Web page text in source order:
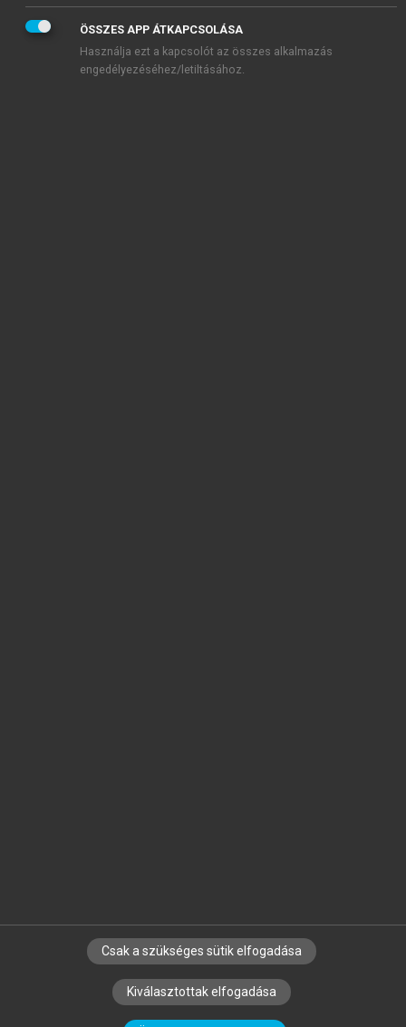
SZERZŐKNEK CÉGEKNEK KÖNYVTÁROSOKNAK
SZERKESZTÉSI ÉS LEKTORÁLÁSI ALAPELVEK
ÖSSZES APP ÁTKAPCSOLÁSA
Használja ezt a kapcsolót az összes alkalmazás
engedélyezéséhez/letiltásához.
Csak a szükséges sütik elfogadása
Kiválasztottak elfogadása